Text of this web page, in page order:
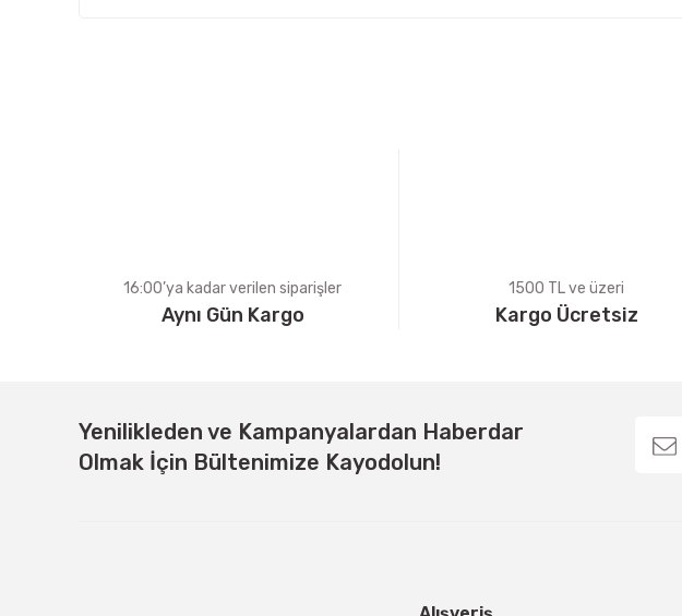
16:00’ya kadar verilen siparişler
Aynı Gün Kargo
1500 TL ve üzeri
Kargo Ücretsiz
Yenilikleden ve Kampanyalardan Haberdar
Olmak İçin Bültenimize Kayodolun!